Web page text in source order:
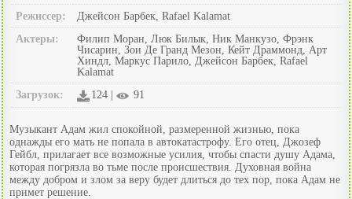
Режиссер:
Джейсон Барбек, Rafael Kalamat
Актеры:
Филип Моран, Люк Билык, Ник Манкузо, Фрэнк
Чисарин, Зои Де Гранд Мезон, Кейт Драммонд, Арт
Хиндл, Маркус Парило, Джейсон Барбек, Rafael
Kalamat
Загрузок:
124 | 91
Музыкант Адам жил спокойной, размеренной жизнью, пока
однажды его мать не попала в автокатастрофу. Его отец, Джозеф
Гейбл, прилагает все возможные усилия, чтобы спасти душу Адама,
которая погрязла во тьме после происшествия. Духовная война
между добром и злом за веру будет длиться до тех пор, пока Адам не
примет решение.